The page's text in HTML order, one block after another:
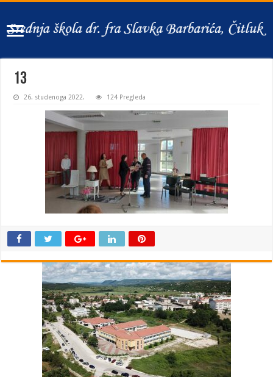
13
26. studenoga 2022. 124 Pregleda